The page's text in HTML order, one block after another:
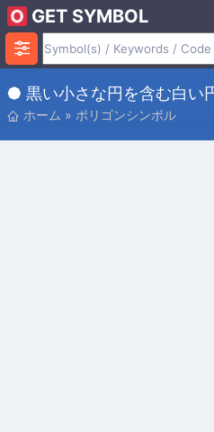
GET SYMBOL
⯄ 黒い小さな円を含む白い
ホーム » ポリゴンシンボル